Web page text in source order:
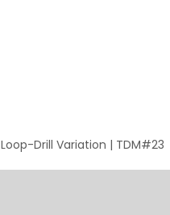
Loop-Drill Variation | TDM#23